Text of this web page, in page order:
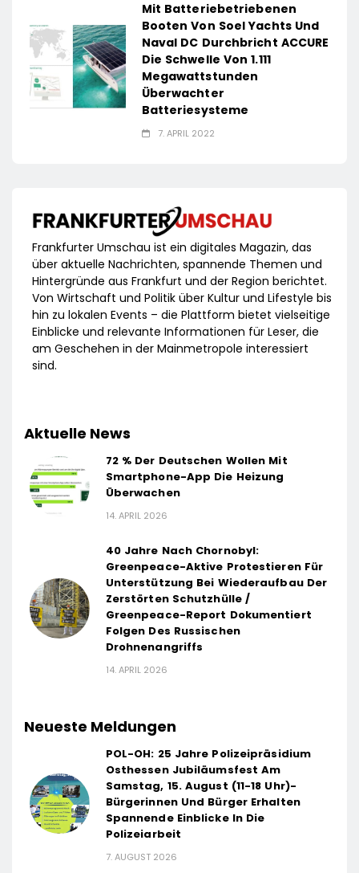
Mit Batteriebetriebenen
Booten Von Soel Yachts Und
Naval DC Durchbricht ACCURE
Die Schwelle Von 1.111
Megawattstunden
Überwachter
Batteriesysteme
7. APRIL 2022
Frankfurter Umschau ist ein digitales Magazin, das
über aktuelle Nachrichten, spannende Themen und
Hintergründe aus Frankfurt und der Region berichtet.
Von Wirtschaft und Politik über Kultur und Lifestyle bis
hin zu lokalen Events – die Plattform bietet vielseitige
Einblicke und relevante Informationen für Leser, die
am Geschehen in der Mainmetropole interessiert
sind.
Aktuelle News
72 % Der Deutschen Wollen Mit
Smartphone-App Die Heizung
Überwachen
14. APRIL 2026
40 Jahre Nach Chornobyl:
Greenpeace-Aktive Protestieren Für
Unterstützung Bei Wiederaufbau Der
Zerstörten Schutzhülle /
Greenpeace-Report Dokumentiert
Folgen Des Russischen
Drohnenangriffs
14. APRIL 2026
Neueste Meldungen
POL-OH: 25 Jahre Polizeipräsidium
Osthessen Jubiläumsfest Am
Samstag, 15. August (11-18 Uhr)-
Bürgerinnen Und Bürger Erhalten
Spannende Einblicke In Die
Polizeiarbeit
7. AUGUST 2026